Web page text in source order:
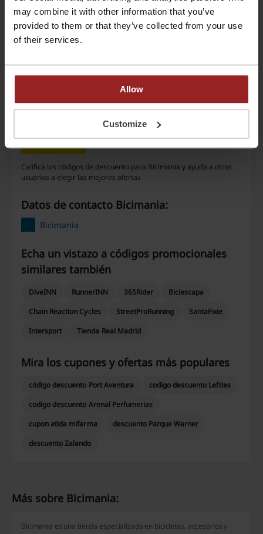
may combine it with other information that you’ve
provided to them or that they’ve collected from your use
of their services.
Allow
Customize
Ofertas
7
Mejor Descuento
Última actualización
3/10/25, 13:25
Clasificación de códigos de descuento para
Califica los códigos de descuento para Bicimania y ayuda a otros
usuarios a elegir las mejores ofertas
Datos de contacto Bicimania:
Bicimania
Echa un vistazo a códigos promocionales
similares también
DiveINN RunnerINN 365Rider
Biciescapa
Chain Reaction Cycles
StreetProRunning
SantaFixie
Intersport
Tienda Real Madrid
Mira los cupones y ofertas más populares
código descuento Port Aventura
codigo descuento Lefties
codigo descuento Arenal Perfumerias
cupon atida mifarma
descuento Parque Warner
descuento Zalando
Más sobre Bicimania:
Bicimania es una tienda especializada en bicicletas, accesorios y